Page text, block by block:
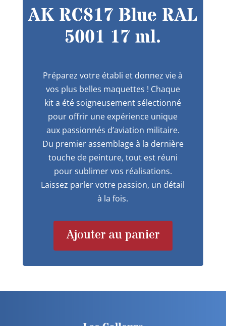
AK RC817 Blue RAL
5001 17 ml.
Préparez votre établi et donnez vie à
vos plus belles maquettes ! Chaque
kit a été soigneusement sélectionné
pour offrir une expérience unique
aux passionnés d’aviation militaire.
Du premier assemblage à la dernière
touche de peinture, tout est réuni
pour sublimer vos réalisations.
Laissez parler votre passion, un détail
à la fois.
Ajouter au panier